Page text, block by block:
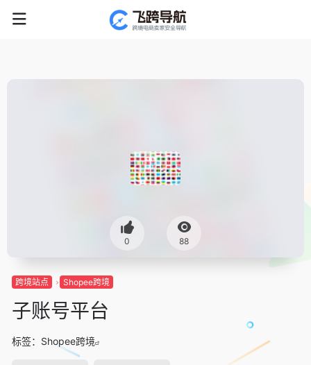
0 88
跨境站点 Shopee跨境
子账号平台
标签： Shopee跨境